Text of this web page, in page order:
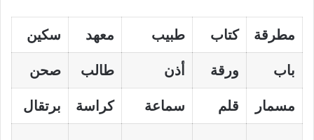
مطرقة كتاب طبيب معهد سكين
باب ورقة أذن طالب صحن
مسمار قلم سماعة كراسة برتقال